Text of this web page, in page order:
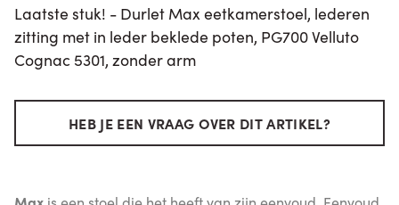
Laatste stuk! - Durlet Max eetkamerstoel, lederen
zitting met in leder beklede poten, PG700 Velluto
Cognac 5301, zonder arm
HEB JE EEN VRAAG OVER DIT ARTIKEL?